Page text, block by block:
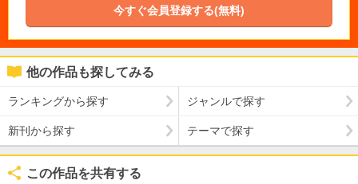
今すぐ会員登録する(無料)
他の作品も探してみる
ランキングから探す ジャンルで探す
新刊から探す テーマで探す
この作品を共有する